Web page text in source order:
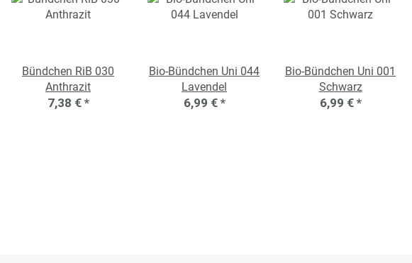
Bündchen RiB 030
Anthrazit
7,38 € *
Bio-Bündchen Uni 044
Lavendel
6,99 € *
Bio-Bündchen Uni 001
Schwarz
6,99 € *